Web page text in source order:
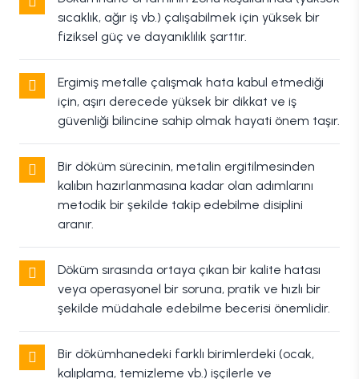
sıcaklık, ağır iş vb.) çalışabilmek için yüksek bir
fiziksel güç ve dayanıklılık şarttır.
Ergimiş metalle çalışmak hata kabul etmediği
için, aşırı derecede yüksek bir dikkat ve iş
güvenliği bilincine sahip olmak hayati önem taşır.
Bir döküm sürecinin, metalin ergitilmesinden
kalıbın hazırlanmasına kadar olan adımlarını
metodik bir şekilde takip edebilme disiplini
aranır.
Döküm sırasında ortaya çıkan bir kalite hatası
veya operasyonel bir soruna, pratik ve hızlı bir
şekilde müdahale edebilme becerisi önemlidir.
Bir dökümhanedeki farklı birimlerdeki (ocak,
kalıplama, temizleme vb.) işçilerle ve